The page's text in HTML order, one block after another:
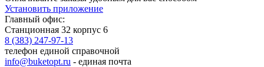
Установить приложение
Главный офис:
Станционная 32 корпус 6
8 (383) 247-97-13
телефон единой справочной
info@buketopt.ru - единая почта